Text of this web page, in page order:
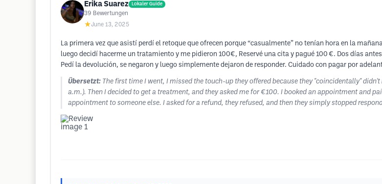
Erika Suarez Lokaler Guide
39 Bewertungen
★June 13, 2025
La primera vez que asistí perdí el retoque que ofrecen porque “casualmente” no tenían hora en la
luego decidí hacerme un tratamiento y me pidieron 100€, Reservé una cita y pagué 100 €. Dos días
Pedí la devolución, se negaron y luego simplemente dejaron de responder. Cuidado con pagar por
Übersetzt: The first time I went, I missed the touch-up they offered because they "coincidentally"
a.m.). Then I decided to get a treatment, and they asked me for €100. I booked an appointment and
appointment to someone else. I asked for a refund, they refused, and then they simply stopped